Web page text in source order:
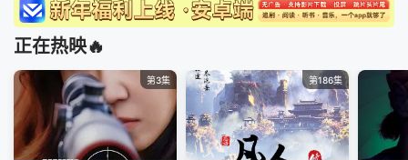
正在热映🔥
第3集 第186集